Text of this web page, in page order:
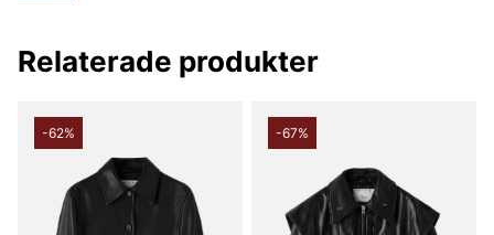
Relaterade produkter
-62% -67%